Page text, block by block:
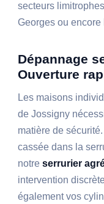
secteurs
Georges ou encore
Dépannage
Ouverture
Les maisons
de Jossigny
matière de
cassée dans la
notreserrurier
intervention
également vos